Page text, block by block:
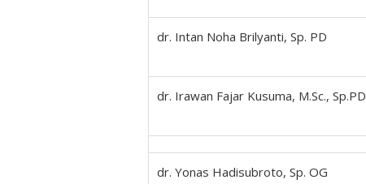
dr. Intan Noha Brilyanti, Sp. PD
dr. Irawan Fajar Kusuma, M.Sc., Sp.PD
dr. Yonas Hadisubroto, Sp. OG